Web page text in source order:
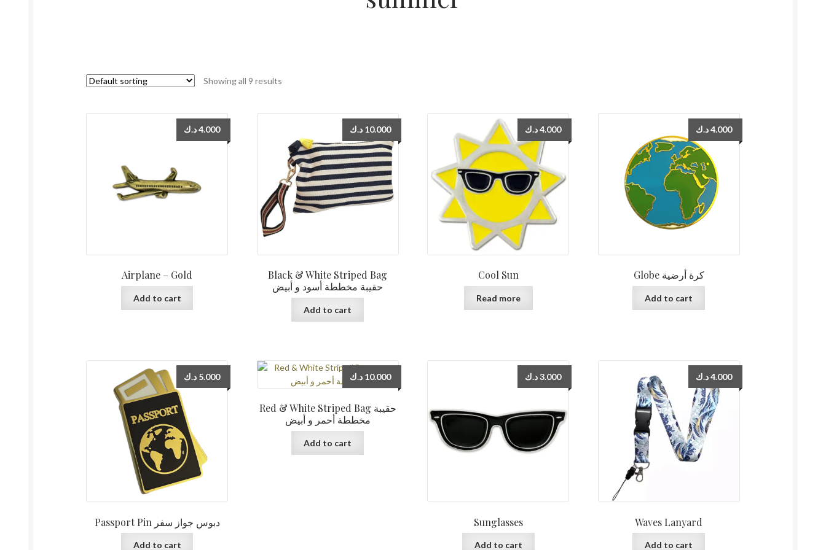
Showing all 9 results
Airplane – Gold
4.000د.ك
Add to cart
Black & White Striped Bag
حقيبة مخططة أسود و أبيض
10.000 د.ك
Add to cart
Cool Sun
4.000 د.ك
Read more
Globe كرة أرضية
4.000د.ك
Add to cart
Passport Pin دبوس جواز سفر
5.000 د.ك
Add to cart
Red & White Striped Bag حقيبة
مخططة أحمر و أبيض
10.000 د.ك
Add to cart
Sunglasses
3.000 د.ك
Add to cart
Waves Lanyard
4.000د.ك
Add to cart